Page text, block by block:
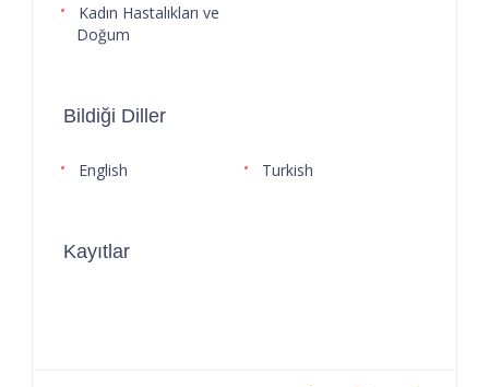
Kadın Hastalıkları ve
Doğum
Bildiği Diller
English Turkish
Kayıtlar